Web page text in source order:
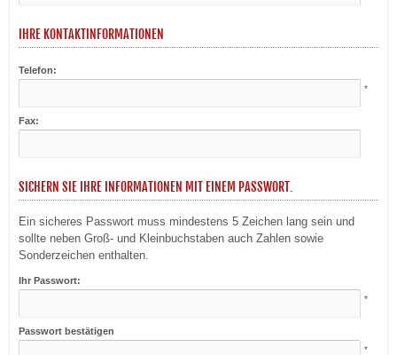
IHRE KONTAKTINFORMATIONEN
Telefon:
*
Fax:
SICHERN SIE IHRE INFORMATIONEN MIT EINEM PASSWORT.
Ein sicheres Passwort muss mindestens 5 Zeichen lang sein und
sollte neben Groß- und Kleinbuchstaben auch Zahlen sowie
Sonderzeichen enthalten.
Ihr Passwort:
*
Passwort bestätigen
*